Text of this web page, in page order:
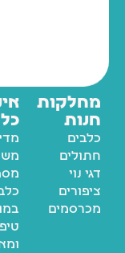
מחלקות
חנות
כלבים
חתולים
דגי נוי
ציפורים
מכרסמים